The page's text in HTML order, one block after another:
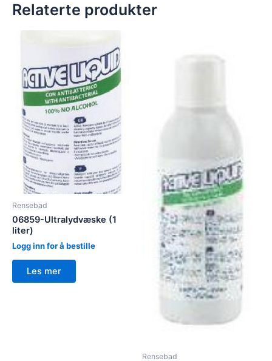
Relaterte produkter
Rensebad
06859-Ultralydvæske (1
liter)
Logg inn for å bestille
Les mer
Rensebad